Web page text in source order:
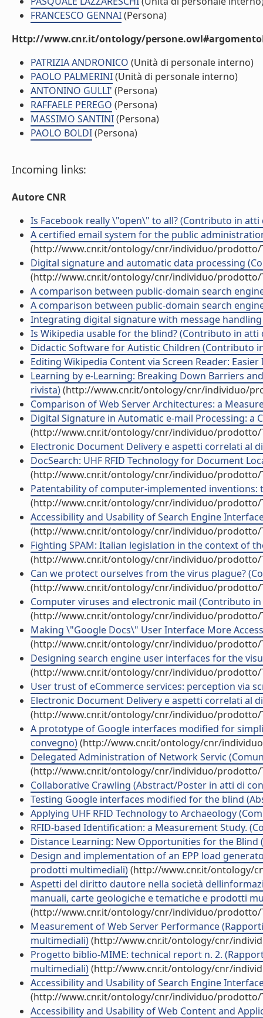
FRANCESCO GENNAI(Persona)
Http://www.cnr.it/ontology/
PATRIZIA ANDRONICO (Unità di personale interno)
PAOLO PALMERINI(Unità di personale interno)
ANTONINO GULLI' (Persona)
RAFFAELE PEREGO (Persona)
MASSIMO SANTINI(Persona)
PAOLO BOLDI(Persona)
Incoming links:
Autore CNR
Is Facebook really \"open\" to all? (Contributo in atti
A certified email system for the public
(http://www.cnr.it/ontology/cnr/individuo/prodotto/
Digital signature and automatic data processing
(http://www.cnr.it/ontology/cnr/individuo/prodotto/
A comparison between public-domain search
A comparison between public-domain search
Integrating digital signature with message
Is Wikipedia usable for the blind? (Contributo in atti
Didactic Software for Autistic Children (Contributo
Editing Wikipedia Content via Screen Reader:
Learning by e-Learning: Breaking Down Barriers
rivista)(http://www.cnr.it/ontology/cnr/individuo/
Comparison of Web Server Architectures: a
Digital Signature in Automatic e-mail Processing: a
(http://www.cnr.it/ontology/cnr/individuo/prodotto/
Electronic Document Delivery e aspetti correlati al
DocSearch: UHF RFID Technology for Document
(http://www.cnr.it/ontology/cnr/individuo/prodotto/
Patentability of computer-implemented
(http://www.cnr.it/ontology/cnr/individuo/prodotto/
Accessibility and Usability of Search Engine
(http://www.cnr.it/ontology/cnr/individuo/prodotto/
Fighting SPAM: Italian legislation in the context of
(http://www.cnr.it/ontology/cnr/individuo/prodotto/
Can we protect ourselves from the virus plague?
(http://www.cnr.it/ontology/cnr/individuo/prodotto/
Computer viruses and electronic mail (Contributo
(http://www.cnr.it/ontology/cnr/individuo/prodotto/
Making \"Google Docs\" User Interface More
(http://www.cnr.it/ontology/cnr/individuo/prodotto/
Designing search engine user interfaces for the
(http://www.cnr.it/ontology/cnr/individuo/prodotto/
User trust of eCommerce services: perception via
Electronic Document Delivery e aspetti correlati al
(http://www.cnr.it/ontology/cnr/individuo/prodotto/
A prototype of Google interfaces modified for
convegno)(http://www.cnr.it/ontology/cnr/
Delegated Administration of Network Servic
(http://www.cnr.it/ontology/cnr/individuo/prodotto/
Collaborative Crawling (Abstract/Poster in atti di
Testing Google interfaces modified for the blind
Applying UHF RFID Technology to Archaeology
RFID-based Identification: a Measurement Study.
Distance Learning: New Opportunities for the
Design and implementation of an EPP load
prodotti multimediali)(http://www.cnr.it/ontology/
Aspetti del diritto dautore nella società
manuali, carte geologiche e tematiche e prodotti
(http://www.cnr.it/ontology/cnr/individuo/prodotto/
Measurement of Web Server Performance
multimediali)(http://www.cnr.it/ontology/cnr/
Progetto biblio-MIME: technical report n. 2.
multimediali)(http://www.cnr.it/ontology/cnr/
Accessibility and Usability of Search Engine
(http://www.cnr.it/ontology/cnr/individuo/prodotto/
Accessibility and Usability of Web Content and